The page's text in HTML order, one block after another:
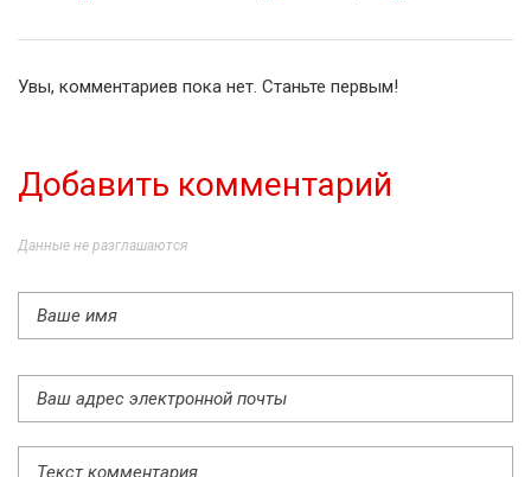
Увы, комментариев пока нет. Станьте первым!
Добавить комментарий
Данные не разглашаются